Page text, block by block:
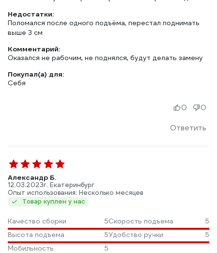
Недостатки:
Поломался после одного подъёма, перестал поднимать
выше 3 см
Комментарий:
Оказался не рабочим, не поднялся, будут делать замену
Покупал(а) для:
Себя
Ответить
0 0
Александр Б.
12.03.2023г. Екатеринбург
Опыт использования: Несколько месяцев
Товар куплен у нас
Качество сборки 5Скорость подъема
5
Высота подъема
5Удобство ручки
5
Мобильность
5